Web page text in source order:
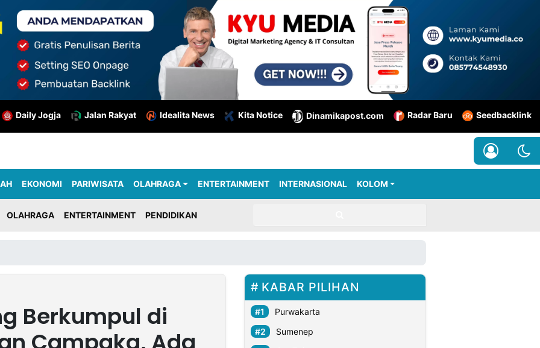
Daily Jogja Jalan Rakyat Idealita News Kita Notice Dinamikapost.com Radar Baru Seedbacklink
EKONOMI PARIWISATA OLAHRAGA ENTERTAINMENT INTERNASIONAL KOLOM
OLAHRAGA ENTERTAINMENT PENDIDIKAN
Berkumpul di
KABAR PILIHAN
Purwakarta
Sumenep